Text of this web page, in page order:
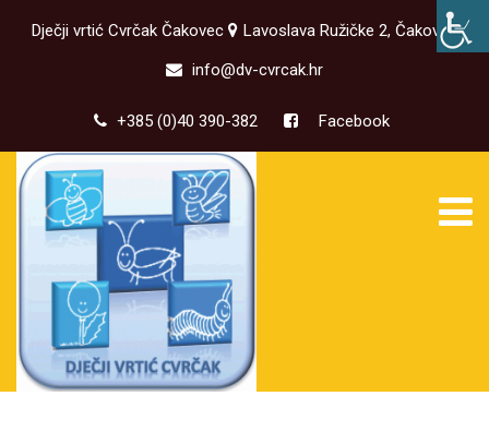
Dječji vrtić Cvrčak Čakovec
Lavoslava Ružičke 2, Čakovec
info@dv-cvrcak.hr
+385 (0)40 390-382 Facebook